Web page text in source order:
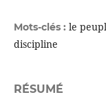
Mots-clés : le
discipline
RÉSUMÉ